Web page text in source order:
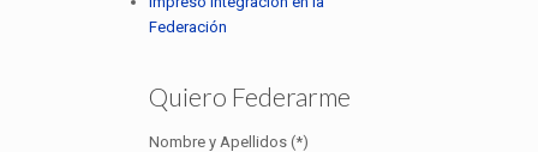
Federación
Quiero Federarme
Nombre y Apellidos (*)